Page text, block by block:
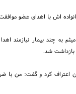
اش با اهدای عضو
به چند بیمار نیازمند
شد.
اعتراف کرد و گفت: من با